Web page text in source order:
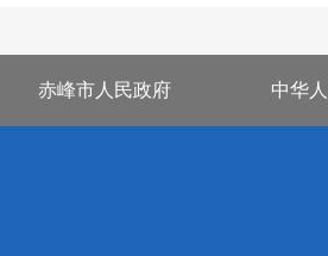
赤峰市人民政府 中华